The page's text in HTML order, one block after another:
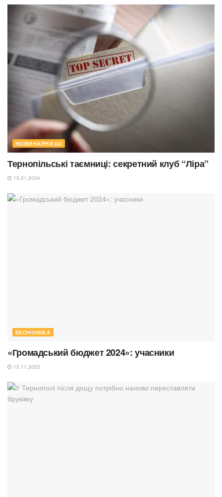
НОВИНАРНЯ ШІ
Тернопільські таємниці: секретний клуб “Ліра”
15.01.2024
ЕКОНОМІКА
«Громадський бюджет 2024»: учасники
15.11.2023